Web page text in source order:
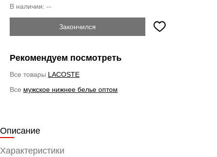
В наличии: --
Закончился
Рекомендуем посмотреть
Все товары LACOSTE
Все мужское нижнее белье оптом
Описание
Характеристики